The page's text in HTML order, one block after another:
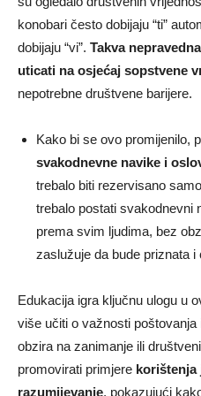
konobari često dobijaju “ti”
dobijaju “vi”. Takva
uticati na osjećaj sopstvene
nepotrebne društvene barijere.
Kako bi se ovo promijenilo,
svakodnevne navike i
trebalo biti rezervisano
trebalo postati svakodnevni
prema svim ljudima, bez
zaslužuje da bude priznata i
Edukacija igra ključnu ulogu u
više učiti o važnosti
obzira na zanimanje ili
promovirati primjere korištenja
razumijevanje, pokazujući